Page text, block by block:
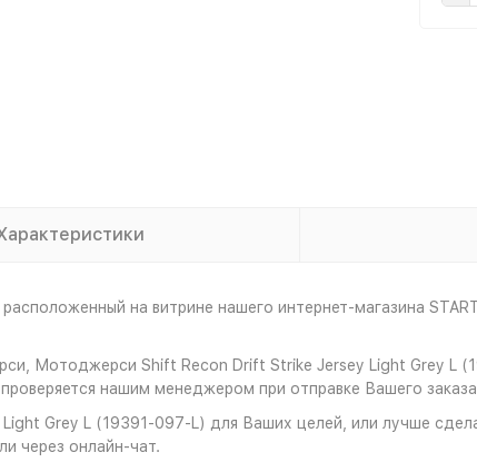
, расположенный на витрине нашего интернет-магазина
Мотоджерси Shift Recon Drift Strike Jersey Light Grey L
нашим менеджером при отправке Вашего
Grey L (19391-097-L) для Ваших целей, или лучше
через онлайн-чат.